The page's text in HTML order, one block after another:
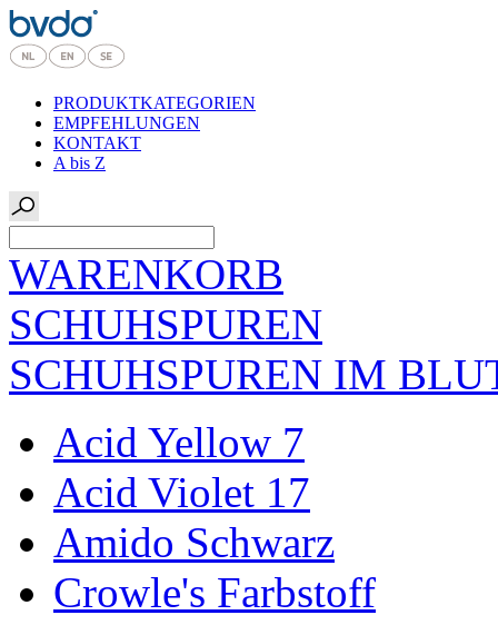
PRODUKTKATEGORIEN
EMPFEHLUNGEN
KONTAKT
A bis Z
WARENKORB
SCHUHSPUREN
SCHUHSPUREN IM
Acid Yellow 7
Acid Violet 17
Amido Schwarz
Crowle's Farbstoff